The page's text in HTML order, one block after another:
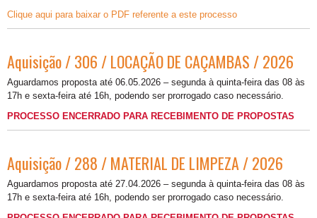
Clique aqui para baixar o PDF referente a este processo
Aquisição / 306 / LOCAÇÃO DE CAÇAMBAS / 2026
Aguardamos proposta até 06.05.2026 – segunda à quinta-feira das 08 às
17h e sexta-feira até 16h, podendo ser prorrogado caso necessário.
PROCESSO ENCERRADO PARA RECEBIMENTO DE PROPOSTAS
Aquisição / 288 / MATERIAL DE LIMPEZA / 2026
Aguardamos proposta até 27.04.2026 – segunda à quinta-feira das 08 às
17h e sexta-feira até 16h, podendo ser prorrogado caso necessário.